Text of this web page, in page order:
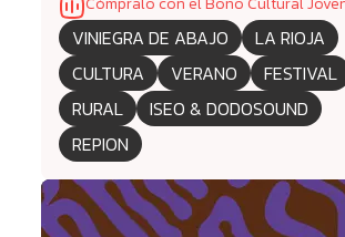
VINIEGRA DE ABAJO
LA RIOJA
CULTURA
VERANO
FESTIVAL
RURAL
ISEO & DODOSOUND
REPION